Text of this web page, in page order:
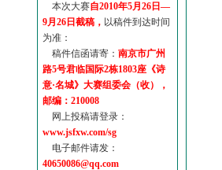
参赛作品多达5000多首
“诗意·名城”晒诗会
特别通知--致广大诗词爱好...
本次大赛自2010年5月26日—
9月26日截稿， 以稿件到达时间
为准：
稿件信函请寄： 南京市广州
路5号君临国际2栋1803座《诗
意·名城》大赛组委会（收），
邮编：210008
网上投稿请登录：
www.jsfxw.com/sg
电子邮件请发：
40650086@qq.com